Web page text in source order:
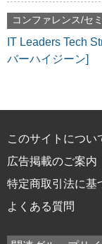
コンファレンス/セ
IT Leaders Tech
バーハイジーン]
このサイトについ
広告掲載のご案内
特定商取引法に基
よくある質問